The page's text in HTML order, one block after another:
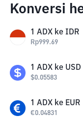
Konversi
1 ADX ke IDR
Rp999.69
1 ADX ke USD
$0.05583
1 ADX ke EUR
€0.04831